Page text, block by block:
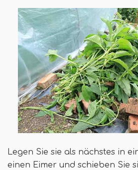
Legen Sie sie als nächstes in
einen Eimer und schieben Sie